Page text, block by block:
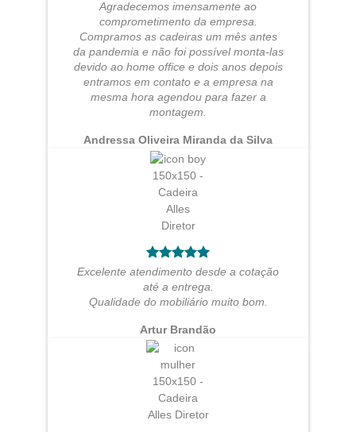
Agradecemos imensamente ao
comprometimento da empresa.
Compramos as cadeiras um mês antes
da pandemia e não foi possível monta-las
devido ao home office e dois anos depois
entramos em contato e a empresa na
mesma hora agendou para fazer a
montagem.
Andressa Oliveira Miranda da Silva
Excelente atendimento desde a cotação
até a entrega.
Qualidade do mobiliário muito bom.
Artur Brandão